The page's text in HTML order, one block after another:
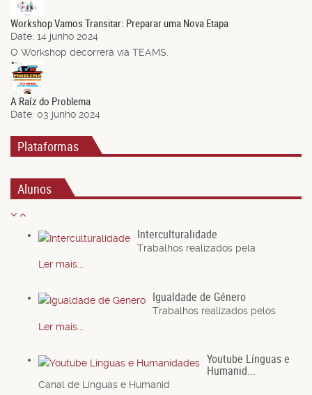
Jun.
Workshop Vamos Transitar: Preparar uma Nova Etapa
Date: 14 junho 2024
O Workshop decorrerá via TEAMS.
03
Jun.
A Raíz do Problema
Date: 03 junho 2024
Plataformas
Alunos
Interculturalidade
Trabalhos realizados pela
Ler mais...
Igualdade de Género
Trabalhos realizados pelos
Ler mais...
Youtube Línguas e
Humanid...
Canal de Línguas e Humanid